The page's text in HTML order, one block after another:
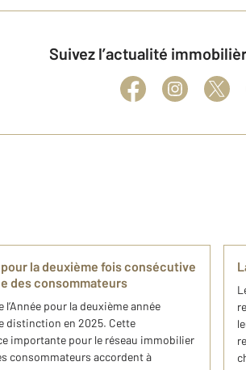
Suivez l’actualité
pour la deuxième fois consécutive
des consommateurs
l’Année pour la deuxième année
distinction en 2025. Cette
importante pour le réseau immobilier
consommateurs accordent à